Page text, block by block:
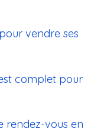
vendre ses
complet pour
rendez-vous en